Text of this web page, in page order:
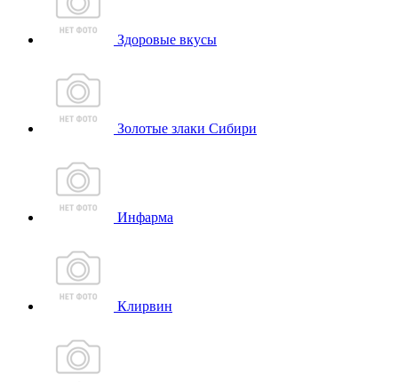
Здоровые вкусы
Золотые злаки Сибири
Инфарма
Клирвин